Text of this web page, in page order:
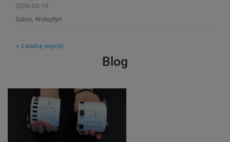
7 m / żółta / czarny nadruk / do
drukarek DYMO D1
39,90 zł
2026-03-10
Salon, Wolsztyn
+ załaduj więcej
Blog